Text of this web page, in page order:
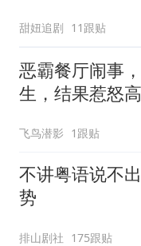
甜妞追剧 11跟贴
恶霸餐厅闹事
生，结果惹怒
飞鸟潜影 1跟贴
不讲粤语说不
势
排山剧社 175跟贴